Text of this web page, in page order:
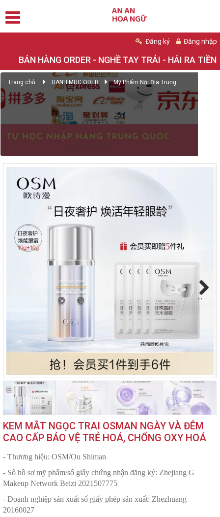
Đăng ký Đăng nhập
BÁN HÀNG ORDER - NGHỀ TAY TRÁI - HÁI RA TIỀN
Trang chủ DANH MỤC ODER Mỹ Phẩm Nội Địa Trung
Next
KEM MẮT NGỌC TRAI OSMAN NGÀY VÀ ĐÊM
CAO CẤP BẢO VỆ TRẺ HOÁ, CHỐNG OXY HOÁ
- Thương hiệu: OSM/Ou Shiman
- Số hồ sơ mỹ phẩm/số giấy chứng nhận đăng ký: Zhejiang G
Makeup Network Beizi 2021507775
- Doanh nghiệp sản xuất số giấy phép sản xuất: Zhezhuang
20160027